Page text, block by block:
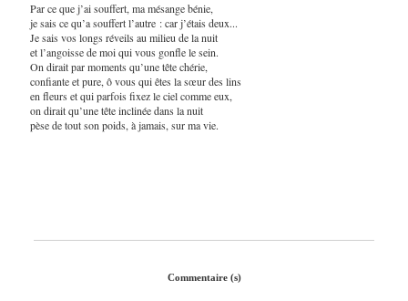
Par ce que j’ai souffert, ma mésange bénie,
je sais ce qu’a souffert l’autre : car j’étais deux...
Je sais vos longs réveils au milieu de la nuit
et l’angoisse de moi qui vous gonfle le sein.
On dirait par moments qu’une tête chérie,
confiante et pure, ô vous qui êtes la sœur des lins
en fleurs et qui parfois fixez le ciel comme eux,
on dirait qu’une tête inclinée dans la nuit
pèse de tout son poids, à jamais, sur ma vie.
Commentaire (s)